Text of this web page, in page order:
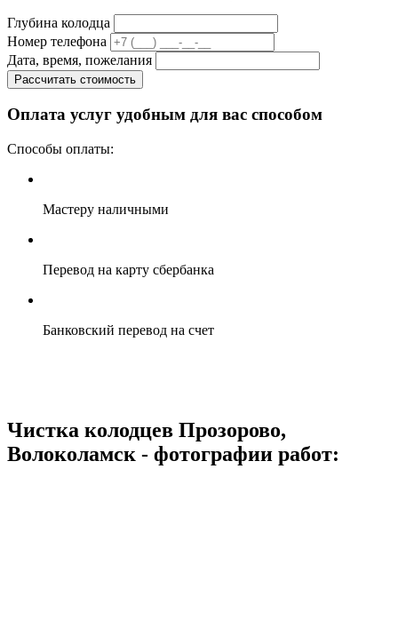
Глубина колодца
Номер телефона
Дата, время, пожелания
Рассчитать стоимость
Оплата услуг удобным для вас способом
Способы оплаты:
Мастеру наличными
Перевод на карту сбербанка
Банковский перевод на счет
Чистка колодцев Прозорово,
Волоколамск - фотографии работ: